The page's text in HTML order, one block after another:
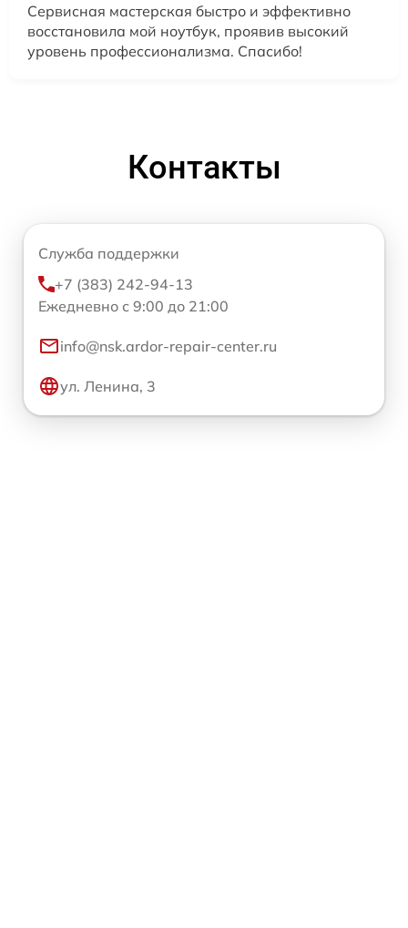
Сервисная мастерская быстро и эффективно
восстановила мой ноутбук, проявив высокий
уровень профессионализма. Спасибо!
Контакты
Служба поддержки
+7 (383) 242-94-13
Ежедневно с 9:00 до 21:00
info@nsk.ardor-repair-center.ru
ул. Ленина, 3